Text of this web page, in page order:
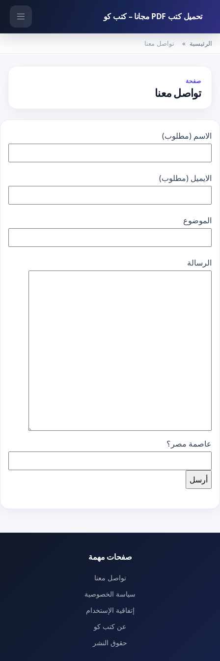
تحميل كتب PDF مجانا – كتب كو
الرئيسية تواصل معنا
صفحة
تواصل معنا
الاسم (مطلوب)
الايميل (مطلوب)
الموضوع
الرسالة
عاصمة مصر؟
صفحات مهمة
تواصل معنا
سياسة الخصوصية
إتفاقية الإستخدام
عن كتب كو
حقوق النشر